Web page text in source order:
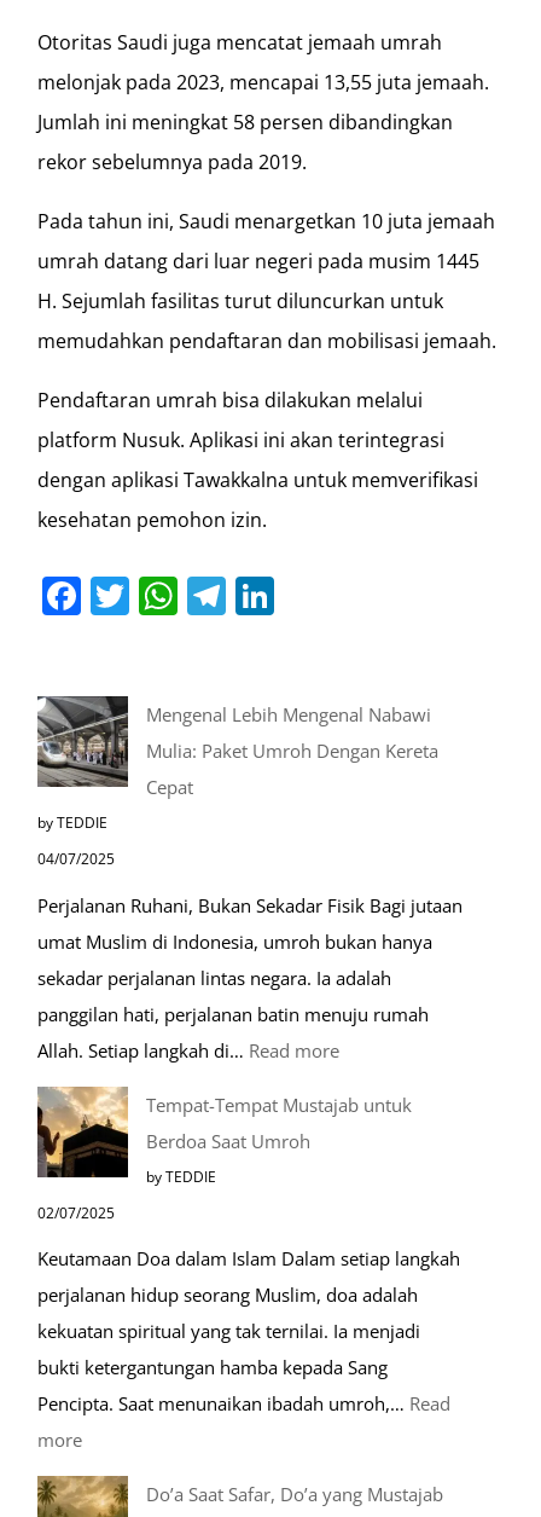
Otoritas Saudi juga mencatat jemaah umrah
melonjak pada 2023, mencapai 13,55 juta jemaah.
Jumlah ini meningkat 58 persen dibandingkan
rekor sebelumnya pada 2019.
Pada tahun ini, Saudi menargetkan 10 juta jemaah
umrah datang dari luar negeri pada musim 1445
H. Sejumlah fasilitas turut diluncurkan untuk
memudahkan pendaftaran dan mobilisasi jemaah.
Pendaftaran umrah bisa dilakukan melalui
platform Nusuk. Aplikasi ini akan terintegrasi
dengan aplikasi Tawakkalna untuk memverifikasi
kesehatan pemohon izin.
Facebook
Twitter
WhatsApp
Telegram
Mengenal Lebih Mengenal Nabawi
Mulia: Paket Umroh Dengan Kereta
Cepat
by TEDDIE
04/07/2025
Perjalanan Ruhani, Bukan Sekadar Fisik Bagi jutaan
umat Muslim di Indonesia, umroh bukan hanya
sekadar perjalanan lintas negara. Ia adalah
panggilan hati, perjalanan batin menuju rumah
Allah. Setiap langkah di… Read more:
Paket
Umroh
Dengan
Kereta
Cepat
Tempat-Tempat Mustajab untuk
Berdoa Saat Umroh
by TEDDIE
02/07/2025
Keutamaan Doa dalam Islam Dalam setiap langkah
perjalanan hidup seorang Muslim, doa adalah
kekuatan spiritual yang tak ternilai. Ia menjadi
bukti ketergantungan hamba kepada Sang
Pencipta. Saat menunaikan ibadah umroh,… Read
more:
Tempat-
Tempat
Do’a Saat Safar, Do’a yang Mustajab